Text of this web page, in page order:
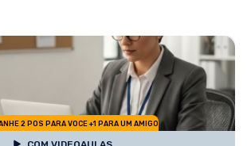
2 POS PARA VOCE +1 PARA UM AMIGO